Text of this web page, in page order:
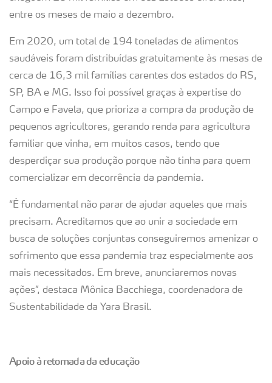
entre os meses de maio a dezembro.
Em 2020, um total de 194 toneladas de alimentos
saudáveis foram distribuídas gratuitamente às mesas de
cerca de 16,3 mil famílias carentes dos estados do RS,
SP, BA e MG. Isso foi possível graças à expertise do
Campo e Favela, que prioriza a compra da produção de
pequenos agricultores, gerando renda para agricultura
familiar que vinha, em muitos casos, tendo que
desperdiçar sua produção porque não tinha para quem
comercializar em decorrência da pandemia.
“É fundamental não parar de ajudar aqueles que mais
precisam. Acreditamos que ao unir a sociedade em
busca de soluções conjuntas conseguiremos amenizar o
sofrimento que essa pandemia traz especialmente aos
mais necessitados. Em breve, anunciaremos novas
ações”, destaca Mônica Bacchiega, coordenadora de
Sustentabilidade da Yara Brasil.
Apoio à retomada da educação